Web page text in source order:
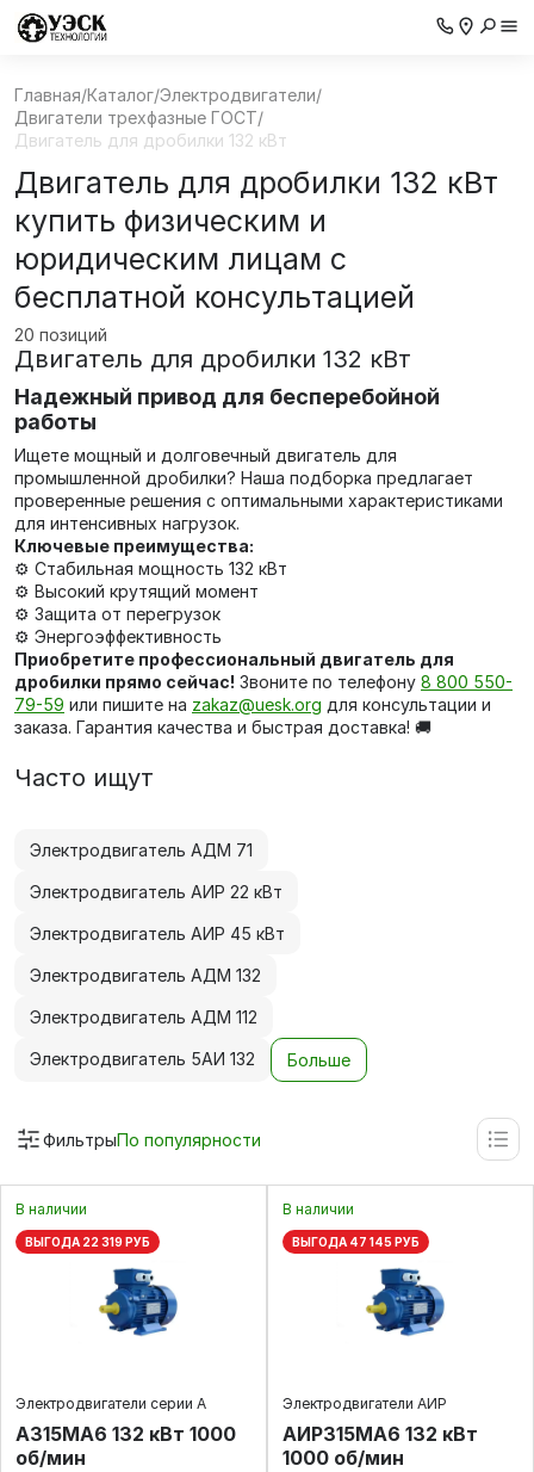
Главная/Каталог/Электродвигатели/
Двигатели трехфазные ГОСТ/
Двигатель для дробилки 132 кВт
Двигатель для дробилки 132 кВт
купить физическим и
юридическим лицам с
бесплатной консультацией
20 позиций
Двигатель для дробилки 132 кВт
Надежный привод для бесперебойной
работы
Ищете мощный и долговечный двигатель для
промышленной дробилки? Наша подборка предлагает
проверенные решения с оптимальными характеристиками
для интенсивных нагрузок.
Ключевые преимущества:
⚙️ Стабильная мощность 132 кВт
⚙️ Высокий крутящий момент
⚙️ Защита от перегрузок
⚙️ Энергоэффективность
Приобретите профессиональный двигатель для
дробилки прямо сейчас! Звоните по телефону 8 800 550-
79-59 или пишите на zakaz@uesk.org для консультации и
заказа. Гарантия качества и быстрая доставка! 🚚
Часто ищут
Электродвигатель АДМ 71
Электродвигатель АИР 22 кВт
Электродвигатель АИР 45 кВт
Электродвигатель АДМ 132
Электродвигатель АДМ 112
Электродвигатель 5АИ 132 Больше
ФильтрыПо популярности
В наличии
ВЫГОДА 22 319 РУБ
Электродвигатели серии А
А315MА6 132 кВт 1000
об/мин
В наличии
ВЫГОДА 47 145 РУБ
Электродвигатели АИР
АИР315МА6 132 кВт
1000 об/мин